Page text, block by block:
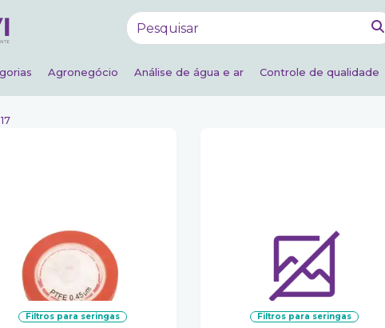
Agronegócio Análise de água e ar Controle de qualidade
filtros para seringas filtros para seringas